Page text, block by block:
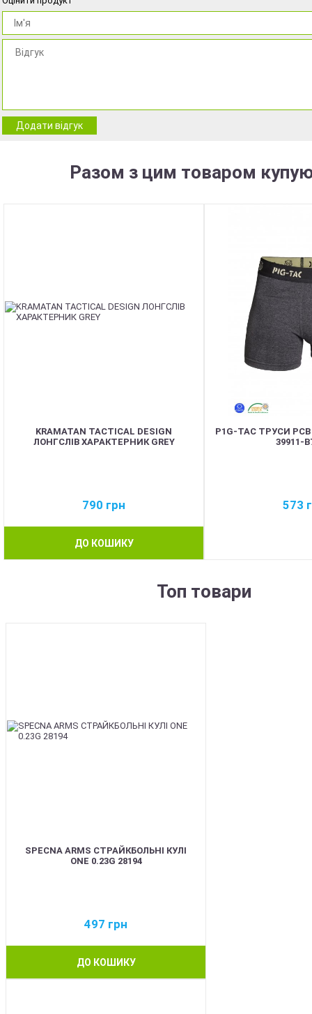
Додати відгук
Разом з цим товаром
KRAMATAN TACTICAL DESIGN
ЛОНГСЛІВ ХАРАКТЕРНИК GREY
790 грн
ДО КОШИКУ
P1G-TAC ТРУСИ PCB
39911-
573
Топ товари
SPECNA ARMS СТРАЙКБОЛЬНІ КУЛІ
ONE 0.23G 28194
497 грн
ДО КОШИКУ